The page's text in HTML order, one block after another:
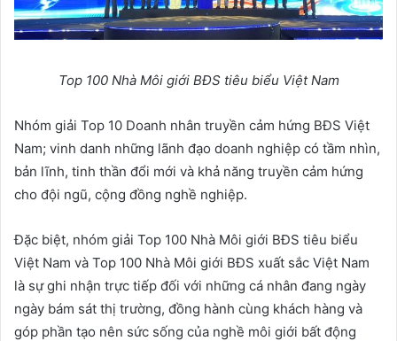
Top 100 Nhà Môi giới BĐS tiêu biểu Việt Nam
Nhóm giải Top 10 Doanh nhân truyền cảm hứng BĐS Việt
Nam; vinh danh những lãnh đạo doanh nghiệp có tầm nhìn,
bản lĩnh, tinh thần đổi mới và khả năng truyền cảm hứng
cho đội ngũ, cộng đồng nghề nghiệp.
Đặc biệt, nhóm giải Top 100 Nhà Môi giới BĐS tiêu biểu
Việt Nam và Top 100 Nhà Môi giới BĐS xuất sắc Việt Nam
là sự ghi nhận trực tiếp đối với những cá nhân đang ngày
ngày bám sát thị trường, đồng hành cùng khách hàng và
góp phần tạo nên sức sống của nghề môi giới bất động